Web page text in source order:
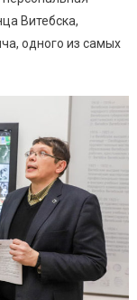
Витебска,
одного из самых